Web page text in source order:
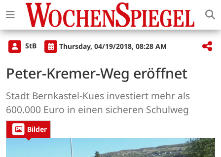
StB Thursday, 04/19/2018, 08:28 AM
Peter-Kremer-Weg eröffnet
Stadt Bernkastel-Kues investiert mehr als
600.000 Euro in einen sicheren Schulweg
Bilder